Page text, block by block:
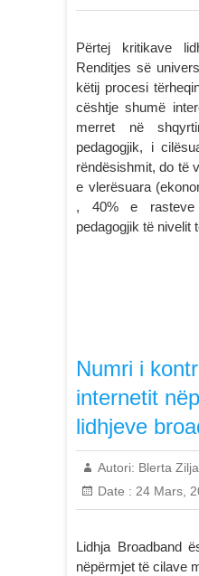
Përtej kritikave
Renditjes së
këtij procesi
cështje shumë
merret në
pedagogjik, i
rëndësishmit, do të
e vlerësuara
, 40% e rasteve
pedagogjik të nivelit
Numri i
internetit
lidhjeve
Autori: Blerta Zilja
Date : 24 Mars,
Lidhja Broadband
nëpërmjet të cilave